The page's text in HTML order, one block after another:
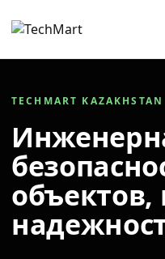
TECHMART
объектов,